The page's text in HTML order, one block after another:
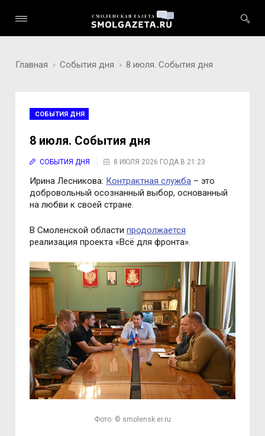
Главная События дня 8 июля. События дня
СОБЫТИЯ ДНЯ
8 июля. События дня
СОБЫТИЯ ДНЯ 8 ИЮЛЯ 2026 ГОДА В 21:23
Ирина Лесникова: Контрактная служба – это
добровольный осознанный выбор, основанный
на любви к своей стране.
В Смоленской областипродолжается
реализация проекта «Всё для фронта».
Фото: © smolensk.er.ru